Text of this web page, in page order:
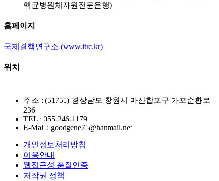
핵균병원체자원전문은행)
홈페이지
국제결핵연구소 (www.itrc.kr)
위치
주소 : (51755) 경상남도 창원시 마산합포구 가포순환로
236
TEL : 055-246-1179
E-Mail : goodgene75@hanmail.net
개인정보처리방침
이용안내
웹접근성 품질인증
저작권 정책